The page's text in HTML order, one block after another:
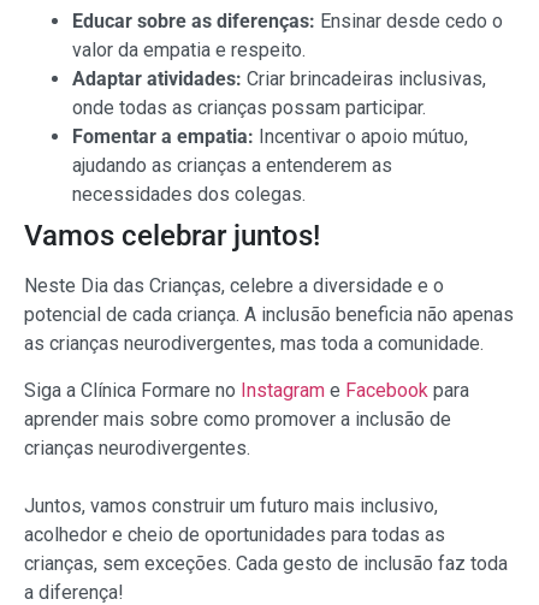
Educar sobre as diferenças: Ensinar desde cedo o
valor da empatia e respeito.
Adaptar atividades: Criar brincadeiras inclusivas,
onde todas as crianças possam participar.
Fomentar a empatia: Incentivar o apoio mútuo,
ajudando as crianças a entenderem as
necessidades dos colegas.
Vamos celebrar juntos!
Neste Dia das Crianças, celebre a diversidade e o
potencial de cada criança. A inclusão beneficia não apenas
as crianças neurodivergentes, mas toda a comunidade.
Siga a Clínica Formare no Instagram e Facebook para
aprender mais sobre como promover a inclusão de
crianças neurodivergentes.
Juntos, vamos construir um futuro mais inclusivo,
acolhedor e cheio de oportunidades para todas as
crianças, sem exceções. Cada gesto de inclusão faz toda
a diferença!